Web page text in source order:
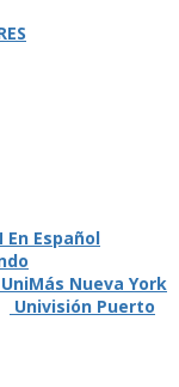
En Español
UniMás Nueva York
Univisión Puerto